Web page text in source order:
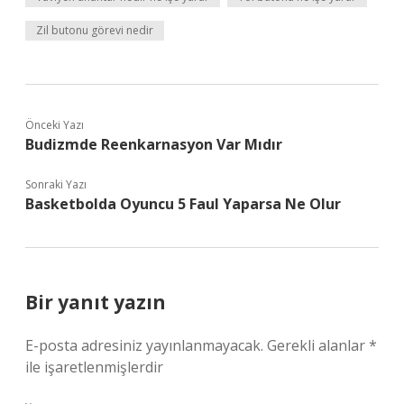
Zil butonu görevi nedir
Önceki Yazı
Budizmde Reenkarnasyon Var Mıdır
Sonraki Yazı
Basketbolda Oyuncu 5 Faul Yaparsa Ne Olur
Bir yanıt yazın
E-posta adresiniz yayınlanmayacak. Gerekli alanlar*
ile işaretlenmişlerdir